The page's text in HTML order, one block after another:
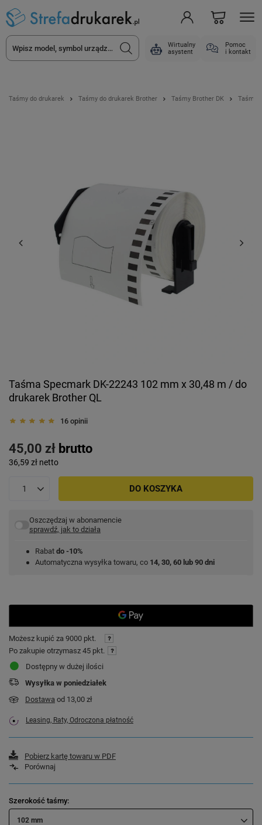
Wirtualny
asystent
Pomoc
i kontakt
Taśmy do drukarek Taśmy do drukarek Brother Taśmy Brother DK Taśma
Taśma Specmark DK-22243 102 mm x 30,48 m / do
drukarek Brother QL
16 opinii
45,00 zł brutto
36,59 zł netto
DO KOSZYKA
Oszczędzaj w abonamencie
sprawdź, jak to działa
Rabat do -10%
Automatyczna wysyłka towaru, co 14, 30, 60 lub 90 dni
Możesz kupić za 9000 pkt.
Po zakupie otrzymasz 45 pkt.
Dostępny w dużej ilości
Wysyłka w poniedziałek
Dostawa od 13,00 zł
Leasing, Raty, Odroczona płatność
Pobierz kartę towaru w PDF
Porównaj
Szerokość taśmy
102 mm